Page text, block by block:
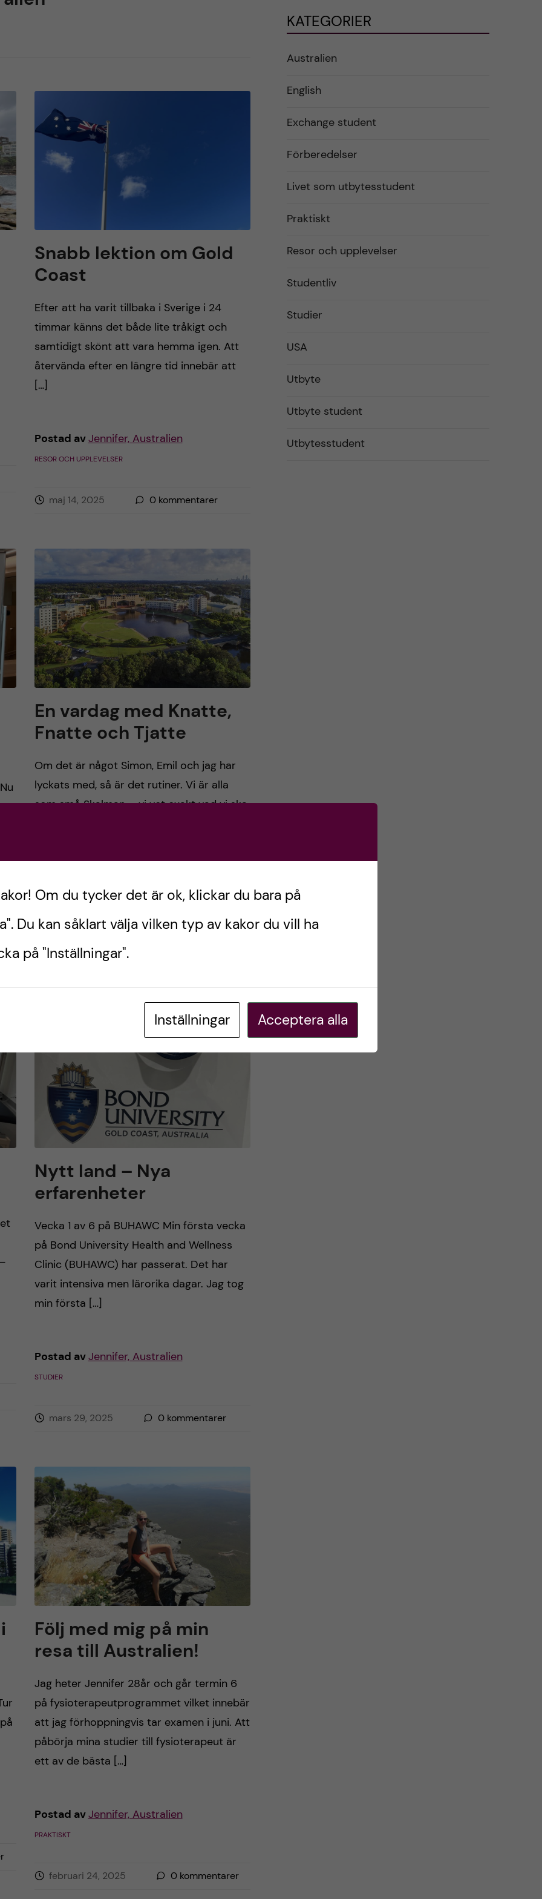
Snabb lektion om Gold
Coast
Efter att ha varit tillbaka i Sverige i 24
timmar känns det både lite tråkigt och
samtidigt skönt att vara hemma igen. Att
återvända efter en längre tid innebär att
[…]
Postad avJennifer, Australien
RESOR OCH UPPLEVELSER
maj 14, 2025 0kommentarer
En vardag med Knatte,
Fnatte och Tjatte
Om det är något Simon, Emil och jag har
lyckats med, så är det rutiner. Vi är alla
som små Skalman – vi vet exakt vad vi ska
LIVET SOM UTBYTESSTUDENT
Nytt land – Nya
erfarenheter
Vecka 1 av 6 på BUHAWC Min första vecka
på Bond University Health and Wellness
Clinic (BUHAWC) har passerat. Det har
varit intensiva men lärorika dagar. Jag tog
min första […]
Postad avJennifer, Australien
STUDIER
mars 29, 2025 0kommentarer
Följ med mig på min
resa till Australien!
Jag heter Jennifer 28år och går termin 6
på fysioterapeutprogrammet vilket innebär
att jag förhoppningvis tar examen i juni. Att
påbörja mina studier till fysioterapeut är
ett av de bästa […]
Postad avJennifer, Australien
PRAKTISKT
februari 24, 2025 0kommentarer
KATEGORIER
Australien
English
Exchange student
Förberedelser
Livet som utbytesstudent
Praktiskt
Resor och upplevelser
Studentliv
Studier
USA
Utbyte
Utbyte student
Utbytesstudent
Om du tycker det är ok, klickar du bara på
Du kan såklart välja vilken typ av kakor du vill ha
på "Inställningar".
Inställningar Acceptera alla